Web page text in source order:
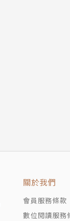
關於我們
會員服務條款
數位閱讀服務